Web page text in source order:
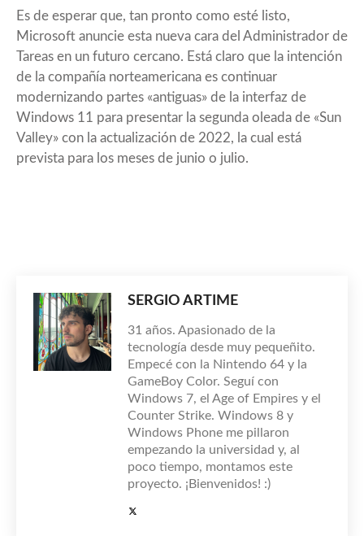
Es de esperar que, tan pronto como esté listo,
Microsoft anuncie esta nueva cara del Administrador de
Tareas en un futuro cercano. Está claro que la intención
de la compañía norteamericana es continuar
modernizando partes «antiguas» de la interfaz de
Windows 11 para presentar la segunda oleada de «Sun
Valley» con la actualización de 2022, la cual está
prevista para los meses de junio o julio.
SERGIO ARTIME
31 años. Apasionado de la
tecnología desde muy pequeñito.
Empecé con la Nintendo 64 y la
GameBoy Color. Seguí con
Windows 7, el Age of Empires y el
Counter Strike. Windows 8 y
Windows Phone me pillaron
empezando la universidad y, al
poco tiempo, montamos este
proyecto. ¡Bienvenidos! :)